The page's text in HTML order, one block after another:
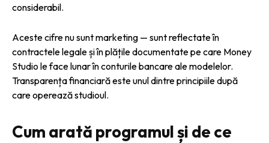
considerabil.
Aceste cifre nu sunt marketing — sunt reflectate în
contractele legale și în plățile documentate pe care Money
Studio le face lunar în conturile bancare ale modelelor.
Transparența financiară este unul dintre principiile după
care operează studioul.
Cum arată programul și de ce